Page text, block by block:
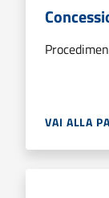
VAI ALLA